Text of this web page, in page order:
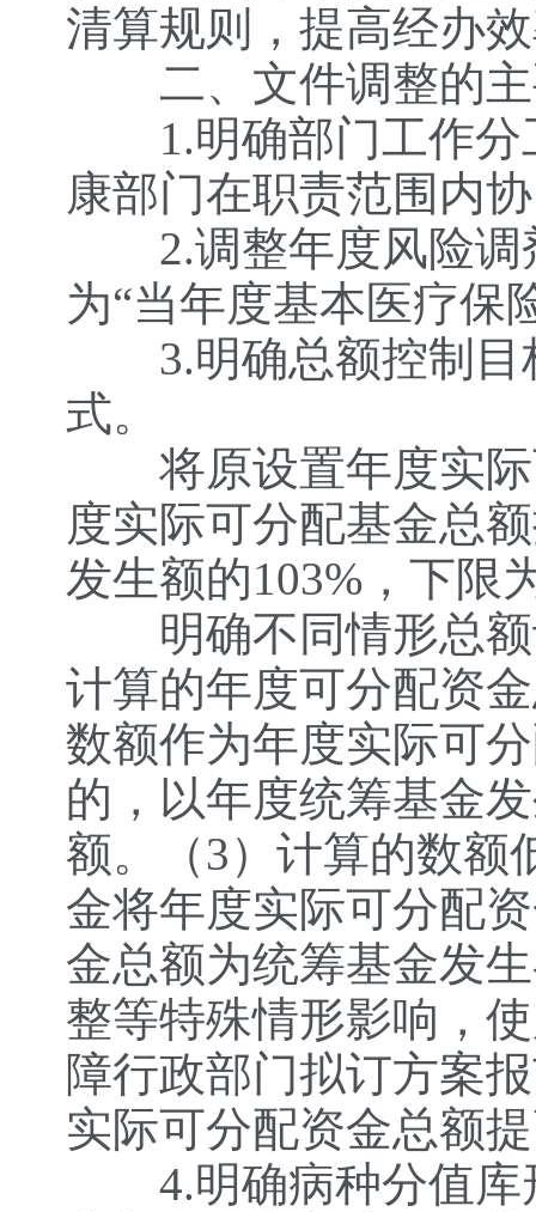
清算规则，提高经办
二、文件调整的主
1.明确部门工作分
康部门在职责范围内
2.调整年度风险调
为“当年度基本医疗保
3.明确总额控制目
式。
将原设置年度实际
度实际可分配基金总
发生额的103%，下限
明确不同情形总额
计算的年度可分配资
数额作为年度实际可
的，以年度统筹基金
额。（3）计算的数额
金将年度实际可分配
金总额为统筹基金发
整等特殊情形影响，
障行政部门拟订方案
实际可分配资金总额
4.明确病种分值库